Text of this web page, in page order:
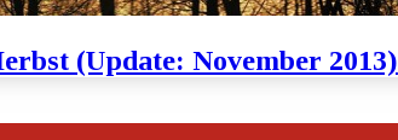
(Update: November 2013)